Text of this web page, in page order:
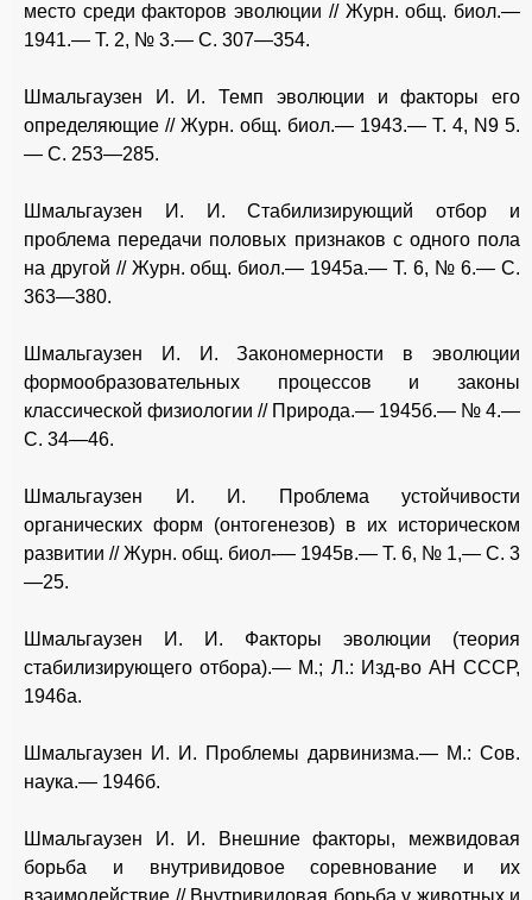
место среди факторов эволюции // Журн. общ. биол.—
1941.— Т. 2, № 3.— С. 307—354.
Шмальгаузен И. И. Темп эволюции и факторы его
определяющие // Журн. общ. биол.— 1943.— Т. 4, N9 5.
— С. 253—285.
Шмальгаузен И. И. Стабилизирующий отбор и
проблема передачи половых признаков с одного пола
на другой // Журн. общ. биол.— 1945а.— Т. 6, № 6.— С.
363—380.
Шмальгаузен И. И. Закономерности в эволюции
формообразовательных процессов и законы
классической физиологии // Природа.— 1945б.— № 4.—
С. 34—46.
Шмальгаузен И. И. Проблема устойчивости
органических форм (онтогенезов) в их историческом
развитии // Журн. общ. биол-— 1945в.— Т. 6, № 1,— С. 3
—25.
Шмальгаузен И. И. Факторы эволюции (теория
стабилизирующего отбора).— М.; Л.: Изд-во АН СССР,
1946а.
Шмальгаузен И. И. Проблемы дарвинизма.— М.: Сов.
наука.— 1946б.
Шмальгаузен И. И. Внешние факторы, межвидовая
борьба и внутривидовое соревнование и их